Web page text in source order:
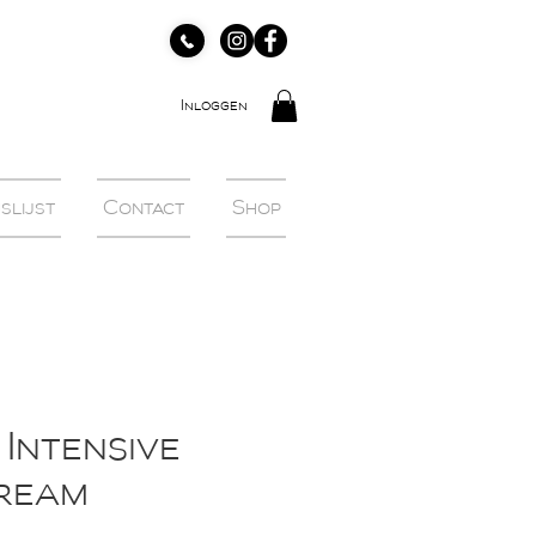
Inloggen
Contact Shop